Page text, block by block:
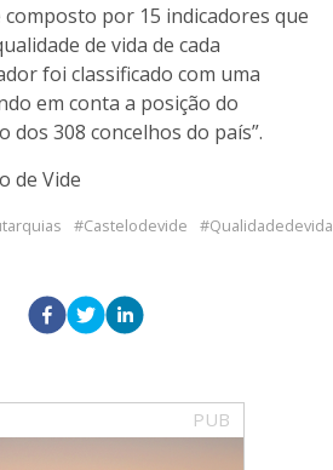
composto por 15 indicadores que
de vida de cada
foi classificado com uma
em conta a posição do
308 concelhos do país”.
de Vide
Castelodevide Qualidadedevida
PUB